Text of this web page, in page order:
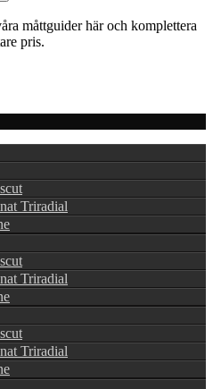
måttguider här och komplettera
pris.
Triradial
Triradial
Triradial